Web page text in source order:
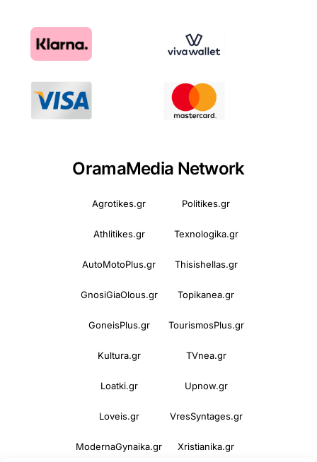
OramaMedia Network
Agrotikes.gr Politikes.gr
Athlitikes.gr Texnologika.gr
AutoMotoPlus.gr Thisishellas.gr
GnosiGiaOlous.gr Topikanea.gr
GoneisPlus.gr TourismosPlus.gr
Kultura.gr TVnea.gr
Loatki.gr Upnow.gr
Loveis.gr VresSyntages.gr
ModernaGynaika.gr Xristianika.gr